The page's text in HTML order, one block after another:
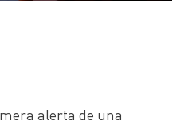
alerta de una